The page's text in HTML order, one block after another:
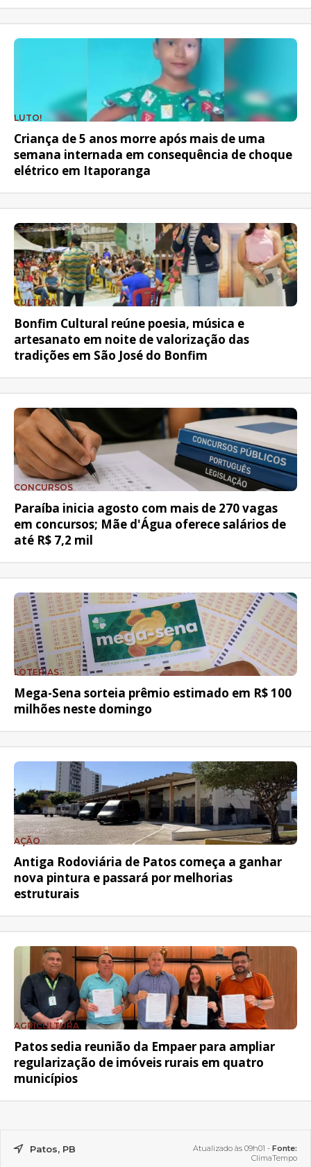
LUTO!
Criança de 5 anos morre após mais de uma
semana internada em consequência de choque
elétrico em Itaporanga
CULTURA
Bonfim Cultural reúne poesia, música e
artesanato em noite de valorização das
tradições em São José do Bonfim
CONCURSOS
Paraíba inicia agosto com mais de 270 vagas
em concursos; Mãe d'Água oferece salários de
até R$ 7,2 mil
LOTERIAS
Mega-Sena sorteia prêmio estimado em R$ 100
milhões neste domingo
AÇÃO
Antiga Rodoviária de Patos começa a ganhar
nova pintura e passará por melhorias
estruturais
AGRICULTURA
Patos sedia reunião da Empaer para ampliar
regularização de imóveis rurais em quatro
municípios
Patos, PB Atualizado às 09h01 - Fonte:
ClimaTempo